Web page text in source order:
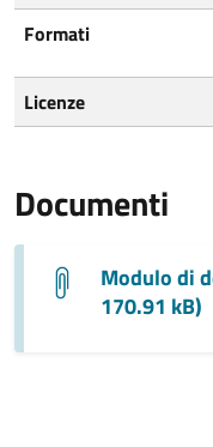
Formati
Licenze
Documenti
Modulo di
170.91 kB)